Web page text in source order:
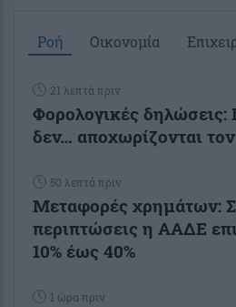
Ροή Οικονομία
21 λεπτά πριν
Φορολογικές δηλώσεις:
δεν… αποχωρίζονται
50 λεπτά πριν
Μεταφορές χρημάτων:
περιπτώσεις η ΑΑΔΕ
10% έως 40%
1 ώρα πριν